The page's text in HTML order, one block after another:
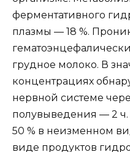
ферментативного
плазмы — 18 %.
грудное молоко. В
концентрациях
нервной системе
полувыведения — 2
50 % в неизменном
виде продуктов